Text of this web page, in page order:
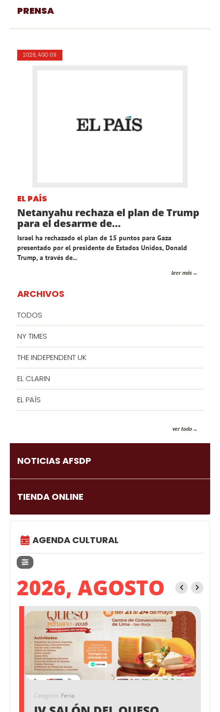
PRENSA
2026, AGO 09
EL PAÍS
Netanyahu rechaza el plan de Trump
para el desarme de...
Israel ha rechazado el plan de 15 puntos para Gaza
presentado por el presidente de Estados Unidos, Donald
Trump, a través de...
leer más
ARCHIVOS
TODOS
NY TIMES
THE INDEPENDENT UK
EL CLARIN
EL PAÍS
ver todo
NOTICIAS AFSDP
TIENDA ONLINE
AGENDA CULTURAL
2026, AGOSTO
Categoría Feria